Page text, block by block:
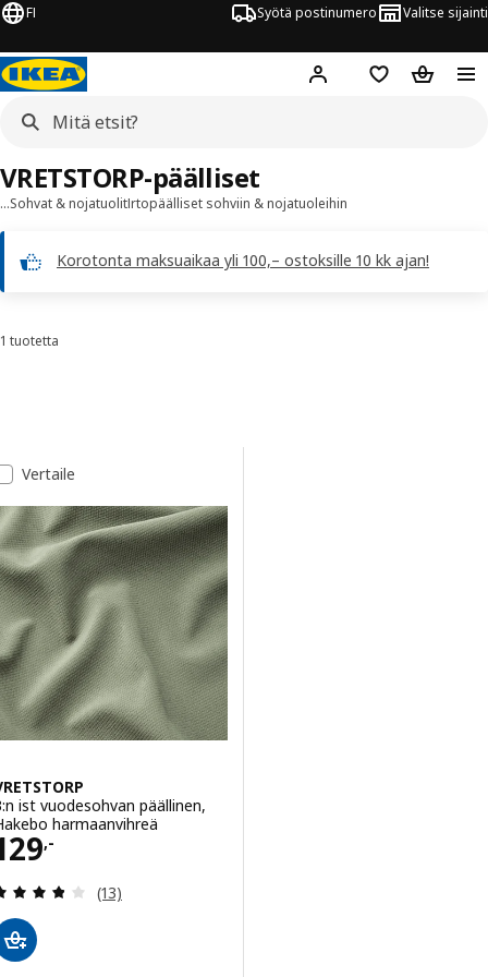
FI Syötä postinumero Valitse sijainti
Hej! Kirjaudu sisään
Suosikit
…Sohvat & nojatuolitIrtopäälliset sohviin & nojatuoleihin
Korotonta maksuaikaa yli 100,– ostoksille 10 kk ajan!
VRETSTORP-päälliset
Lajittele ja suodata
1 tuotetta
Tulosluettelo
Vertaile
ist vuodesohvan päällinen,
harmaanvihreä
,- 129,-
Arvio: 3.8 / 5 tähteä. Arvostelut yhteensä:
(13)